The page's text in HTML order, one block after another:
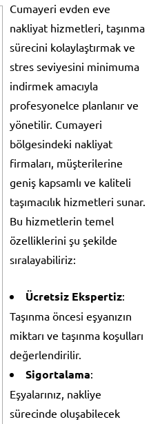
Cumayeri evden eve
nakliyat hizmetleri, taşınma
sürecini kolaylaştırmak ve
stres seviyesini minimuma
indirmek amacıyla
profesyonelce planlanır ve
yönetilir. Cumayeri
bölgesindeki nakliyat
firmaları, müşterilerine
geniş kapsamlı ve kaliteli
taşımacılık hizmetleri sunar.
Bu hizmetlerin temel
özelliklerini şu şekilde
sıralayabiliriz:
Ücretsiz Ekspertiz:
Taşınma öncesi eşyanızın
miktarı ve taşınma koşulları
değerlendirilir.
Sigortalama:
Eşyalarınız, nakliye
sürecinde oluşabilecek